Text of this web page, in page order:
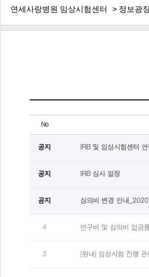
연세사랑병원 임상시험센터 > 정보광
No
공지 IRB 및 임상시험센터
공지 IRB 심사 일정
공지 심의비 변경 안내
4 연구비 및 심의비 입금
3 [원내] 임상시험 진행